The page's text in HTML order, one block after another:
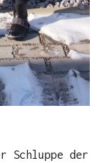
Schluppe der